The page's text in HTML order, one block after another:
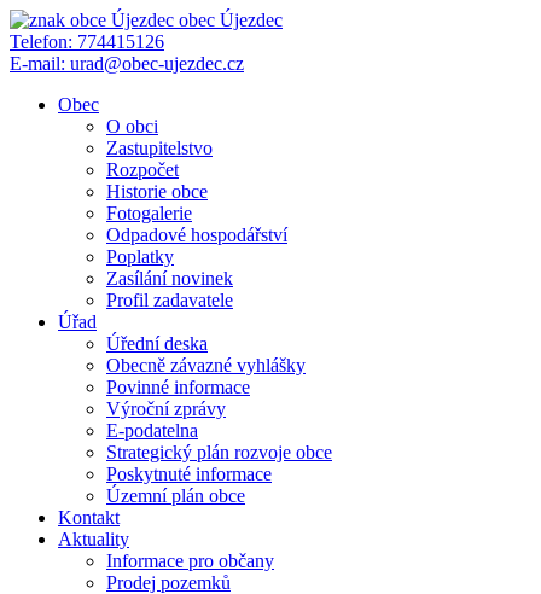
obec Újezdec
Telefon: 774415126
E-mail: urad@obec-ujezdec.cz
Obec
O obci
Zastupitelstvo
Rozpočet
Historie obce
Fotogalerie
Odpadové hospodářství
Poplatky
Zasílání novinek
Profil zadavatele
Úřad
Úřední deska
Obecně závazné vyhlášky
Povinné informace
Výroční zprávy
E-podatelna
Strategický plán rozvoje obce
Poskytnuté informace
Územní plán obce
Kontakt
Aktuality
Informace pro občany
Prodej pozemků